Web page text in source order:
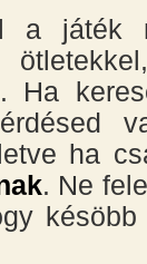
a játék
Ha
ha
. Ne